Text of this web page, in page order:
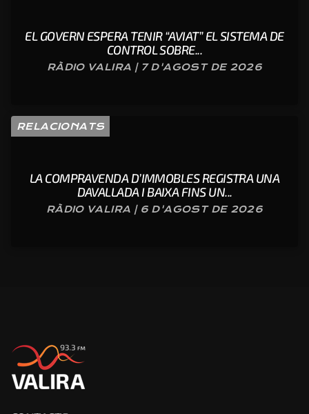
EL GOVERN ESPERA TENIR “AVIAT” EL SISTEMA DE
CONTROL SOBRE...
RÀDIO VALIRA | 7 D'AGOST DE 2026
RELACIONATS
LA COMPRAVENDA D’IMMOBLES REGISTRA UNA
DAVALLADA I BAIXA FINS UN...
RÀDIO VALIRA | 6 D'AGOST DE 2026